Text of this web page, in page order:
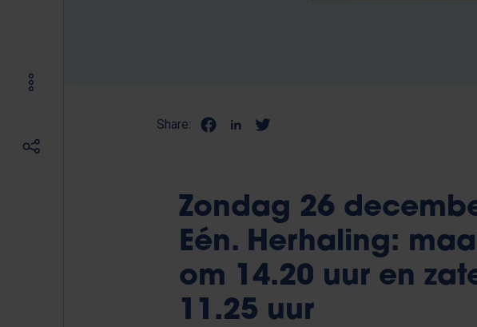
Share:
Zondag 26
Eén. Herhaling:
om 14.20 uur en
11.25 uur